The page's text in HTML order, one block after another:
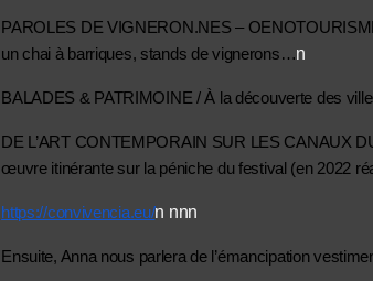
PAROLES DE VIGNERON.NES –
un chai à barriques, stands de vignerons…n
BALADES & PATRIMOINE / À la découverte des
DE L’ART CONTEMPORAIN SUR LES CANAUX
œuvre itinérante sur la péniche du festival (en 2022
https://convivencia.eu/n nnn
Ensuite, Anna nous parlera de l’émancipation